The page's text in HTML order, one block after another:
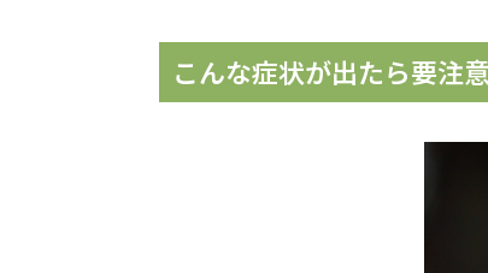
こんな症状が出たら要注